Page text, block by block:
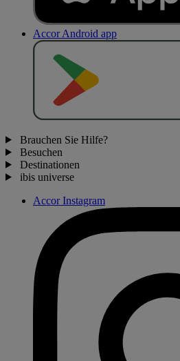
Accor Android app
Brauchen Sie Hilfe?
Besuchen
Destinationen
ibis universe
Accor Instagram